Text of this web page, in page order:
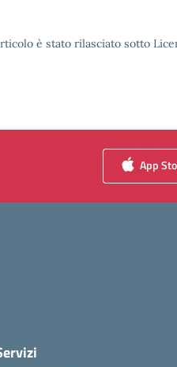
è stato rilasciato sotto
App